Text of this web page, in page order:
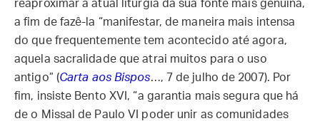
reaproximar a atual liturgia da sua fonte mais genuína,
a fim de fazê-la “manifestar, de maneira mais intensa
do que frequentemente tem acontecido até agora,
aquela sacralidade que atrai muitos para o uso
antigo” (Carta aos Bispos…, 7 de julho de 2007). Por
fim, insiste Bento XVI, “a garantia mais segura que há
de o Missal de Paulo VI poder unir as comunidades